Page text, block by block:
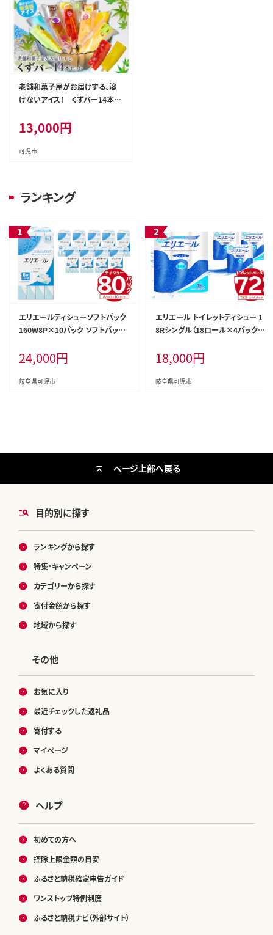
老舗和菓子屋がお届けする、溶
けないアイス！ くずバー14本セ
13,000円
可児市
ランキング
エリエールティシューソフトパック
160W8P×10パック ソフトパック
し【0101-003】ソフトパック ティッ
シュ ティッシュペーパー 箱なし 日
用品 新生活 備蓄 防災 消耗品 生
24,000円
岐阜県可児市
エリエール トイレットティシュー 1
8Rシングル（18ロール×4パック）
-001】香り付き 55m巻 日用品 トイ
レ 新生活 備蓄 防災 消耗品 生活雑
貨 生活用品 ストック パルプ100％
18,000円
岐阜県可児市
目的別に探す
ランキングから探す
特集・キャンペーン
カテゴリーから探す
寄付金額から探す
地域から探す
その他
お気に入り
最近チェックした返礼品
寄付する
マイページ
よくある質問
ヘルプ
初めての方へ
控除上限金額の目安
ふるさと納税確定申告ガイド
ワンストップ特例制度
ふるさと納税ナビ（外部サイト）
ページ上部へ戻る